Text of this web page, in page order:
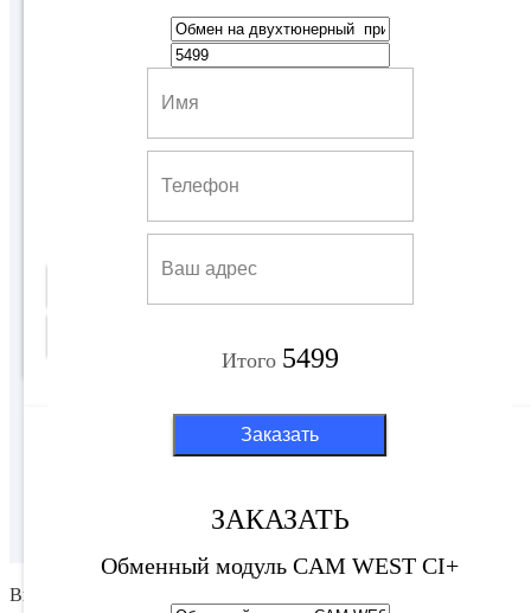
Итого 5499
Заказать
2499 руб
ЗАКАЗАТЬ
Обменный модуль CAM WEST CI+
ВСЕ АКЦИИ ПО ОБМЕНУ ОБОРУДОВАНИЯ
Вы можете заменить старый ресивер на современный с